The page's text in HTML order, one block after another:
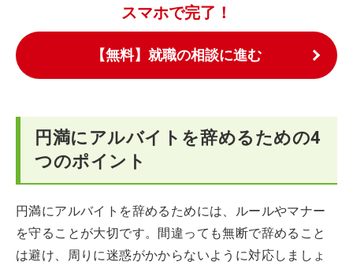
スマホで完了！
【無料】就職の相談に進む
円満にアルバイトを辞めるための4
つのポイント
円満にアルバイトを辞めるためには、ルールやマナー
を守ることが大切です。間違っても無断で辞めること
は避け、周りに迷惑がかからないように対応しましょ